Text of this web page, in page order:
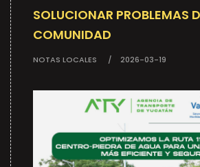
SOLUCIONAR PROBLEMAS
COMUNIDAD
NOTAS LOCALES 2026-03-19